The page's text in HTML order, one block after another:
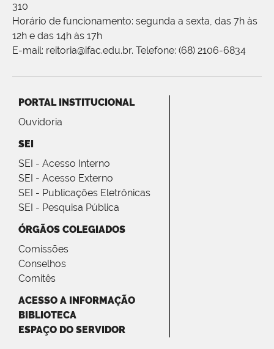
310
Horário de funcionamento: segunda a sexta, das 7h às
12h e das 14h às 17h
E-mail: reitoria@ifac.edu.br. Telefone: (68) 2106-6834
PORTAL INSTITUCIONAL
Ouvidoria
SEI
SEI - Acesso Interno
SEI - Acesso Externo
SEI - Publicações Eletrônicas
SEI - Pesquisa Pública
ÓRGÃOS COLEGIADOS
Comissões
Conselhos
Comitês
ACESSO A INFORMAÇÃO
BIBLIOTECA
ESPAÇO DO SERVIDOR